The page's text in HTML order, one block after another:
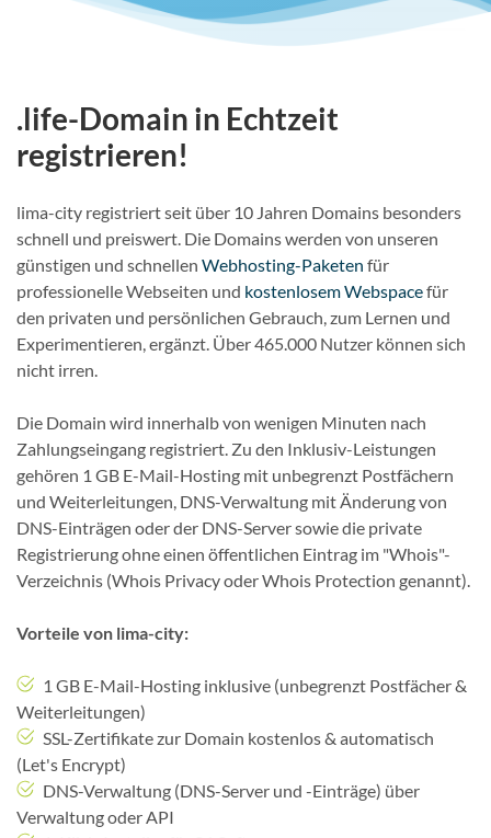
.life-Domain in Echtzeit
registrieren!
lima-city registriert seit über 10 Jahren Domains besonders
schnell und preiswert. Die Domains werden von unseren
günstigen und schnellen Webhosting-Paketen für
professionelle Webseiten und kostenlosem Webspacefür
den privaten und persönlichen Gebrauch, zum Lernen und
Experimentieren, ergänzt. Über 465.000 Nutzer können sich
nicht irren.
Die Domain wird innerhalb von wenigen Minuten nach
Zahlungseingang registriert. Zu den Inklusiv-Leistungen
gehören 1 GB E-Mail-Hosting mit unbegrenzt Postfächern
und Weiterleitungen, DNS-Verwaltung mit Änderung von
DNS-Einträgen oder der DNS-Server sowie die private
Registrierung ohne einen öffentlichen Eintrag im "Whois"-
Verzeichnis (Whois Privacy oder Whois Protection genannt).
Vorteile von lima-city:
1 GB E-Mail-Hosting inklusive (unbegrenzt Postfächer &
Weiterleitungen)
SSL-Zertifikate zur Domain kostenlos & automatisch
(Let's Encrypt)
DNS-Verwaltung (DNS-Server und -Einträge) über
Verwaltung oder API